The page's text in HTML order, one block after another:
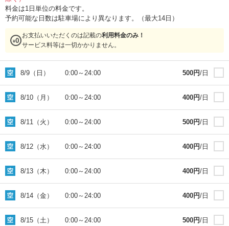
料金は1日単位の料金です。
予約可能な日数は駐車場により異なります。（最大14日）
お支払いいただくのは記載の利用料金のみ！
サービス料等は一切かかりません。
8/9（日） 0:00～ 24:00 500円/日
8/10（月） 0:00～ 24:00 400円/日
8/11（火） 0:00～ 24:00 500円/日
8/12（水） 0:00～ 24:00 400円/日
8/13（木） 0:00～ 24:00 400円/日
8/14（金） 0:00～ 24:00 400円/日
8/15（土） 0:00～ 24:00 500円/日